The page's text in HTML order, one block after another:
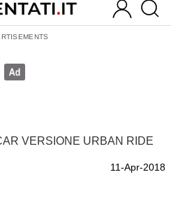
VERSIONE URBAN RIDE
11-Apr-2018